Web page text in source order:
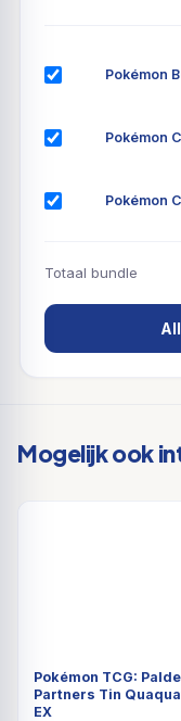
Pokémon
Pokémon
Pokémon
Totaal bundle
Mogelijk ook
Pokémon TCG:
Partners Tin
EX